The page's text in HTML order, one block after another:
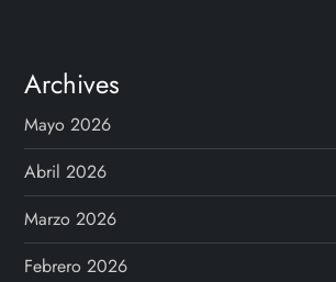
Archives
Mayo 2026
Abril 2026
Marzo 2026
Febrero 2026